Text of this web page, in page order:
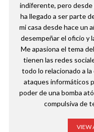
indiferente, pero desde
ha llegado a ser parte
mi casa desde hace un
desempeñar el oficio y
Me apasiona el tema
tienen las redes
todo lo relacionado a
ataques informáticos
poder de una bomba
compulsiva de
VIEW